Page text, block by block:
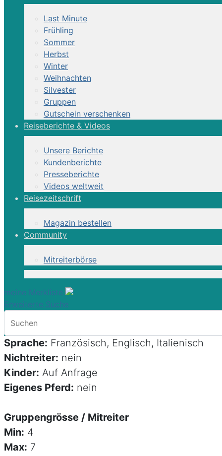
Last Minute
Frühling
Sommer
Herbst
Winter
Weihnachten
Silvester
Gruppen
Gutschein verschenken
Reiseberichte & Videos
Unsere Berichte
Kundenberichte
Presseberichte
Videos weltweit
Reisezeitschrift
Magazin bestellen
Community
Mitreiterbörse
meine Merkliste
Erweiterte Suche
Reittour |
Kurzinformation
Webcode: ETR008
Programmart:Reittour
Unterkunft:Schloss, Agriturismo, Hotel
Verpflegung:VP
Zimmer:
Sprache: Französisch, Englisch, Italienisch
Nichtreiter: nein
Kinder: Auf Anfrage
Eigenes Pferd: nein
Gruppengrösse / Mitreiter
Min: 4
Max: 7